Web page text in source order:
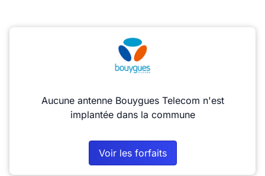
Aucune antenne Bouygues Telecom n'est
implantée dans la commune
Voir les forfaits